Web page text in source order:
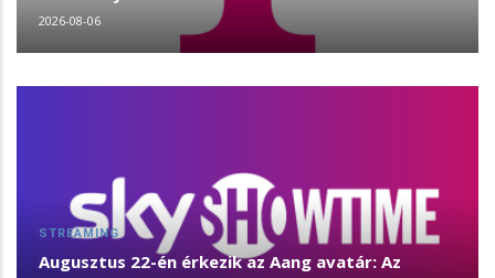
2026-08-06
STREAMING
Augusztus 22-én érkezik az Aang avatár: Az